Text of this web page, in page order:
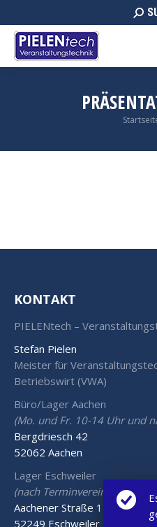
Sie
KONTAKT
PIELENtech –
Stefan Pielen
Meister für
Betriebswirt (VWA)
Büro/Lager Aachen
(Mo. und Fr. 10-14 Uhr und
Bergdriesch 42
52062 Aachen
Lager Eschweiler
(nach Terminvereinbarung)
Aachener Straße 127
52249 Eschweiler